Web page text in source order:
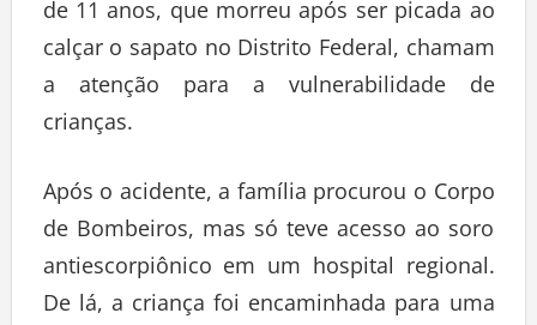
de 11 anos, que morreu após ser picada ao
calçar o sapato no Distrito Federal, chamam
a atenção para a vulnerabilidade de
crianças.
Após o acidente, a família procurou o Corpo
de Bombeiros, mas só teve acesso ao soro
antiescorpiônico em um hospital regional.
De lá, a criança foi encaminhada para uma